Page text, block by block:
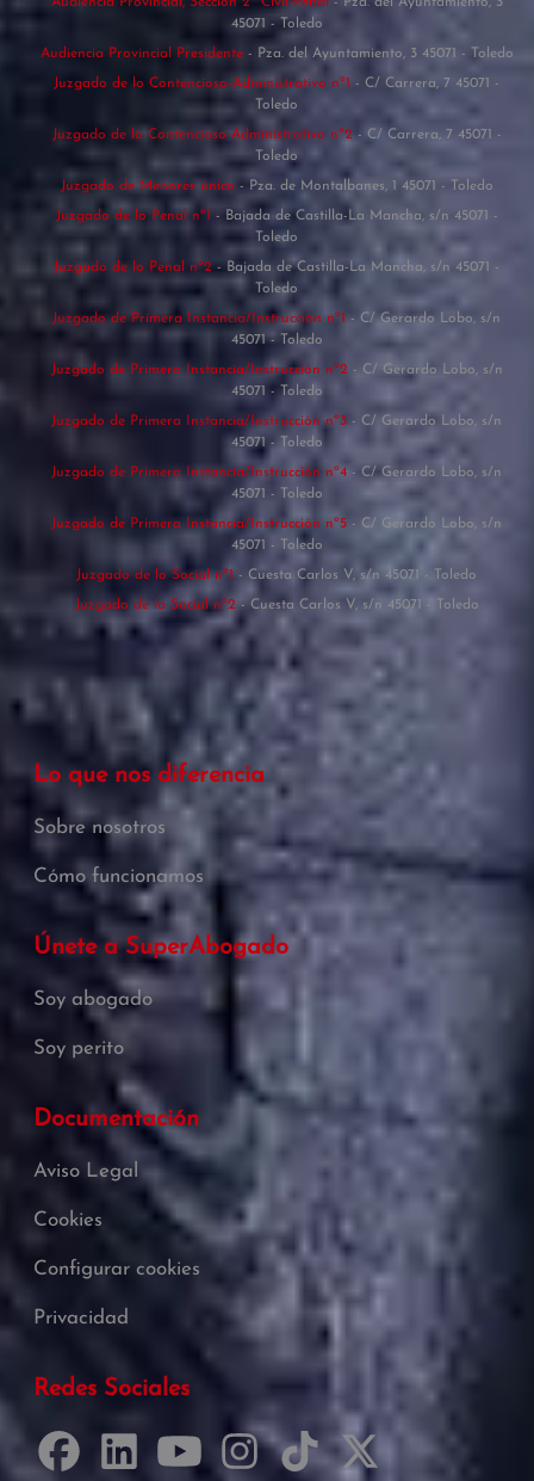
45071 - Toledo
Audiencia Provincial Presidente - Pza. del Ayuntamiento, 3 45071 - Toledo
Juzgado de lo Contencioso-Administrativo nº1 - C/ Carrera, 7 45071 -
Toledo
Juzgado de lo Contencioso-Administrativo nº2 - C/ Carrera, 7 45071 -
Toledo
Juzgado de Menores único - Pza. de Montalbanes, 1 45071 - Toledo
Juzgado de lo Penal nº1 - Bajada de Castilla-La Mancha, s/n 45071 -
Toledo
Juzgado de lo Penal nº2 - Bajada de Castilla-La Mancha, s/n 45071 -
Toledo
Juzgado de Primera Instancia/Instrucción nº1 - C/ Gerardo Lobo, s/n
45071 - Toledo
Juzgado de Primera Instancia/Instrucción nº2 - C/ Gerardo Lobo, s/n
45071 - Toledo
Juzgado de Primera Instancia/Instrucción nº3 - C/ Gerardo Lobo, s/n
45071 - Toledo
Juzgado de Primera Instancia/Instrucción nº4 - C/ Gerardo Lobo, s/n
45071 - Toledo
Juzgado de Primera Instancia/Instrucción nº5 - C/ Gerardo Lobo, s/n
45071 - Toledo
Juzgado de lo Social nº1 - Cuesta Carlos V, s/n 45071 - Toledo
Juzgado de lo Social nº2- Cuesta Carlos V, s/n 45071 - Toledo
Lo que nos diferencia
Sobre nosotros
Cómo funcionamos
Únete a SuperAbogado
Soy abogado
Soy perito
Documentación
Aviso Legal
Cookies
Configurar cookies
Privacidad
Redes Sociales